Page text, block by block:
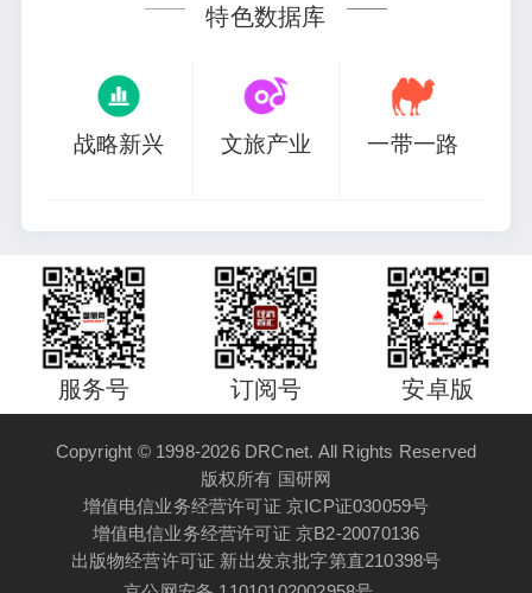
特色数据库
战略新兴 文旅产业 一带一路
服务号 订阅号 安卓版
Copyright © 1998-2026 DRCnet. All Rights Reserved
版权所有 国研网
增值电信业务经营许可证 京ICP证030059号
增值电信业务经营许可证 京B2-20070136
出版物经营许可证 新出发京批字第直210398号